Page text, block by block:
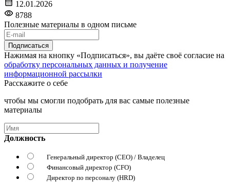
12.01.2026
8788
Полезные материалы в одном письме
Подписаться
Нажимая на кнопку «Подписаться», вы даёте своё согласие на
обработку персональных данных и получение
информационной рассылки
Расскажите о себе
чтобы мы смогли подобрать для вас самые полезные
материалы
Должность
Генеральный директор (CEO) / Владелец
Финансовый директор (CFO)
Директор по персоналу (HRD)